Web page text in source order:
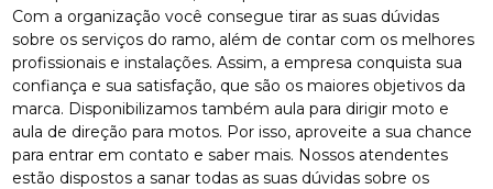
Com a organização você consegue tirar as suas dúvidas
sobre os serviços do ramo, além de contar com os melhores
profissionais e instalações. Assim, a empresa conquista sua
confiança e sua satisfação, que são os maiores objetivos da
marca. Disponibilizamos também aula para dirigir moto e
aula de direção para motos. Por isso, aproveite a sua chance
para entrar em contato e saber mais. Nossos atendentes
estão dispostos a sanar todas as suas dúvidas sobre os